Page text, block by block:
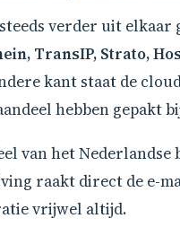
verder uit elkaar
TransIP, Strato,
kant staat de
hebben gepakt
van het
raakt direct de
vrijwel altijd.